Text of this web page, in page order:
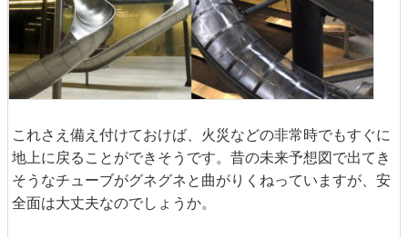
これさえ備え付けておけば、火災などの非常時でもすぐに
地上に戻ることができそうです。昔の未来予想図で出てき
そうなチューブがグネグネと曲がりくねっていますが、安
全面は大丈夫なのでしょうか。